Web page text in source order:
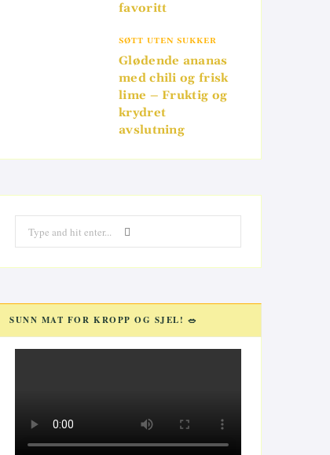
favoritt
SØTT UTEN SUKKER
Glødende ananas
med chili og frisk
lime – Fruktig og
krydret
avslutning
for:
SUNN MAT FOR KROPP OG SJEL! 🥗